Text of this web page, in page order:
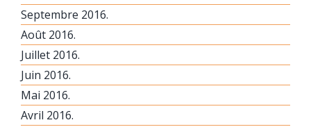
Septembre 2016.
Août 2016.
Juillet 2016.
Juin 2016.
Mai 2016.
Avril 2016.